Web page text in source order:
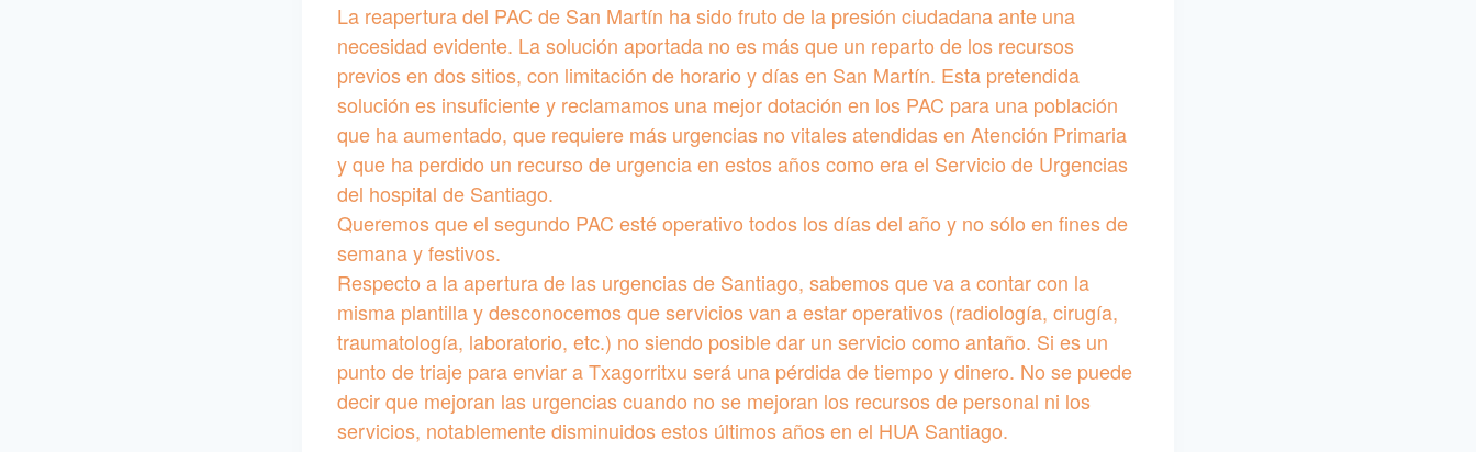
La reapertura del PAC de San Martín ha sido fruto de la presión ciudadana ante una
necesidad evidente. La solución aportada no es más que un reparto de los recursos
previos en dos sitios, con limitación de horario y días en San Martín. Esta pretendida
solución es insuficiente y reclamamos una mejor dotación en los PAC para una población
que ha aumentado, que requiere más urgencias no vitales atendidas en Atención Primaria
y que ha perdido un recurso de urgencia en estos años como era el Servicio de Urgencias
del hospital de Santiago.
Queremos que el segundo PAC esté operativo todos los días del año y no sólo en fines de
semana y festivos.
Respecto a la apertura de las urgencias de Santiago, sabemos que va a contar con la
misma plantilla y desconocemos que servicios van a estar operativos (radiología, cirugía,
traumatología, laboratorio, etc.) no siendo posible dar un servicio como antaño. Si es un
punto de triaje para enviar a Txagorritxu será una pérdida de tiempo y dinero. No se puede
decir que mejoran las urgencias cuando no se mejoran los recursos de personal ni los
servicios, notablemente disminuidos estos últimos años en el HUA Santiago.